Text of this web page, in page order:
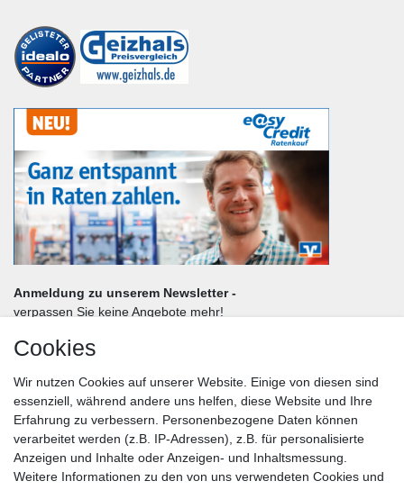
Anmeldung zu unserem Newsletter -
verpassen Sie keine Angebote mehr!
Nachname*
E-Mail*
Cookies
Wir nutzen Cookies auf unserer Website. Einige von diesen sind
essenziell, während andere uns helfen, diese Website und Ihre
Erfahrung zu verbessern. Personenbezogene Daten können
verarbeitet werden (z.B. IP-Adressen), z.B. für personalisierte
Anzeigen und Inhalte oder Anzeigen- und Inhaltsmessung.
Weitere Informationen zu den von uns verwendeten Cookies und